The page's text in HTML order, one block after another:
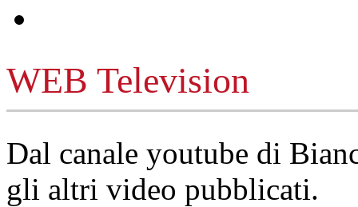
WEB Television
Dal canale youtube di
gli altri video pubblicati.